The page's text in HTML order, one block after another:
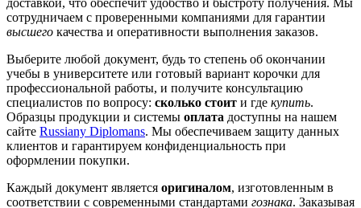
доставкой, что обеспечит удобство и быстроту получения. Мы
сотрудничаем с проверенными компаниями для гарантии
высшего качества и оперативности выполнения заказов.
Выберите любой документ, будь то степень об окончании
учебы в университете или готовый вариант корочки для
профессиональной работы, и получите консультацию
специалистов по вопросу: сколько стоит и где купить.
Образцы продукции и системы оплата доступны на нашем
сайте Russiany Diplomans. Мы обеспечиваем защиту данных
клиентов и гарантируем конфиденциальность при
оформлении покупки.
Каждый документ является оригиналом, изготовленным в
соответствии с современными стандартами гознака. Заказывая